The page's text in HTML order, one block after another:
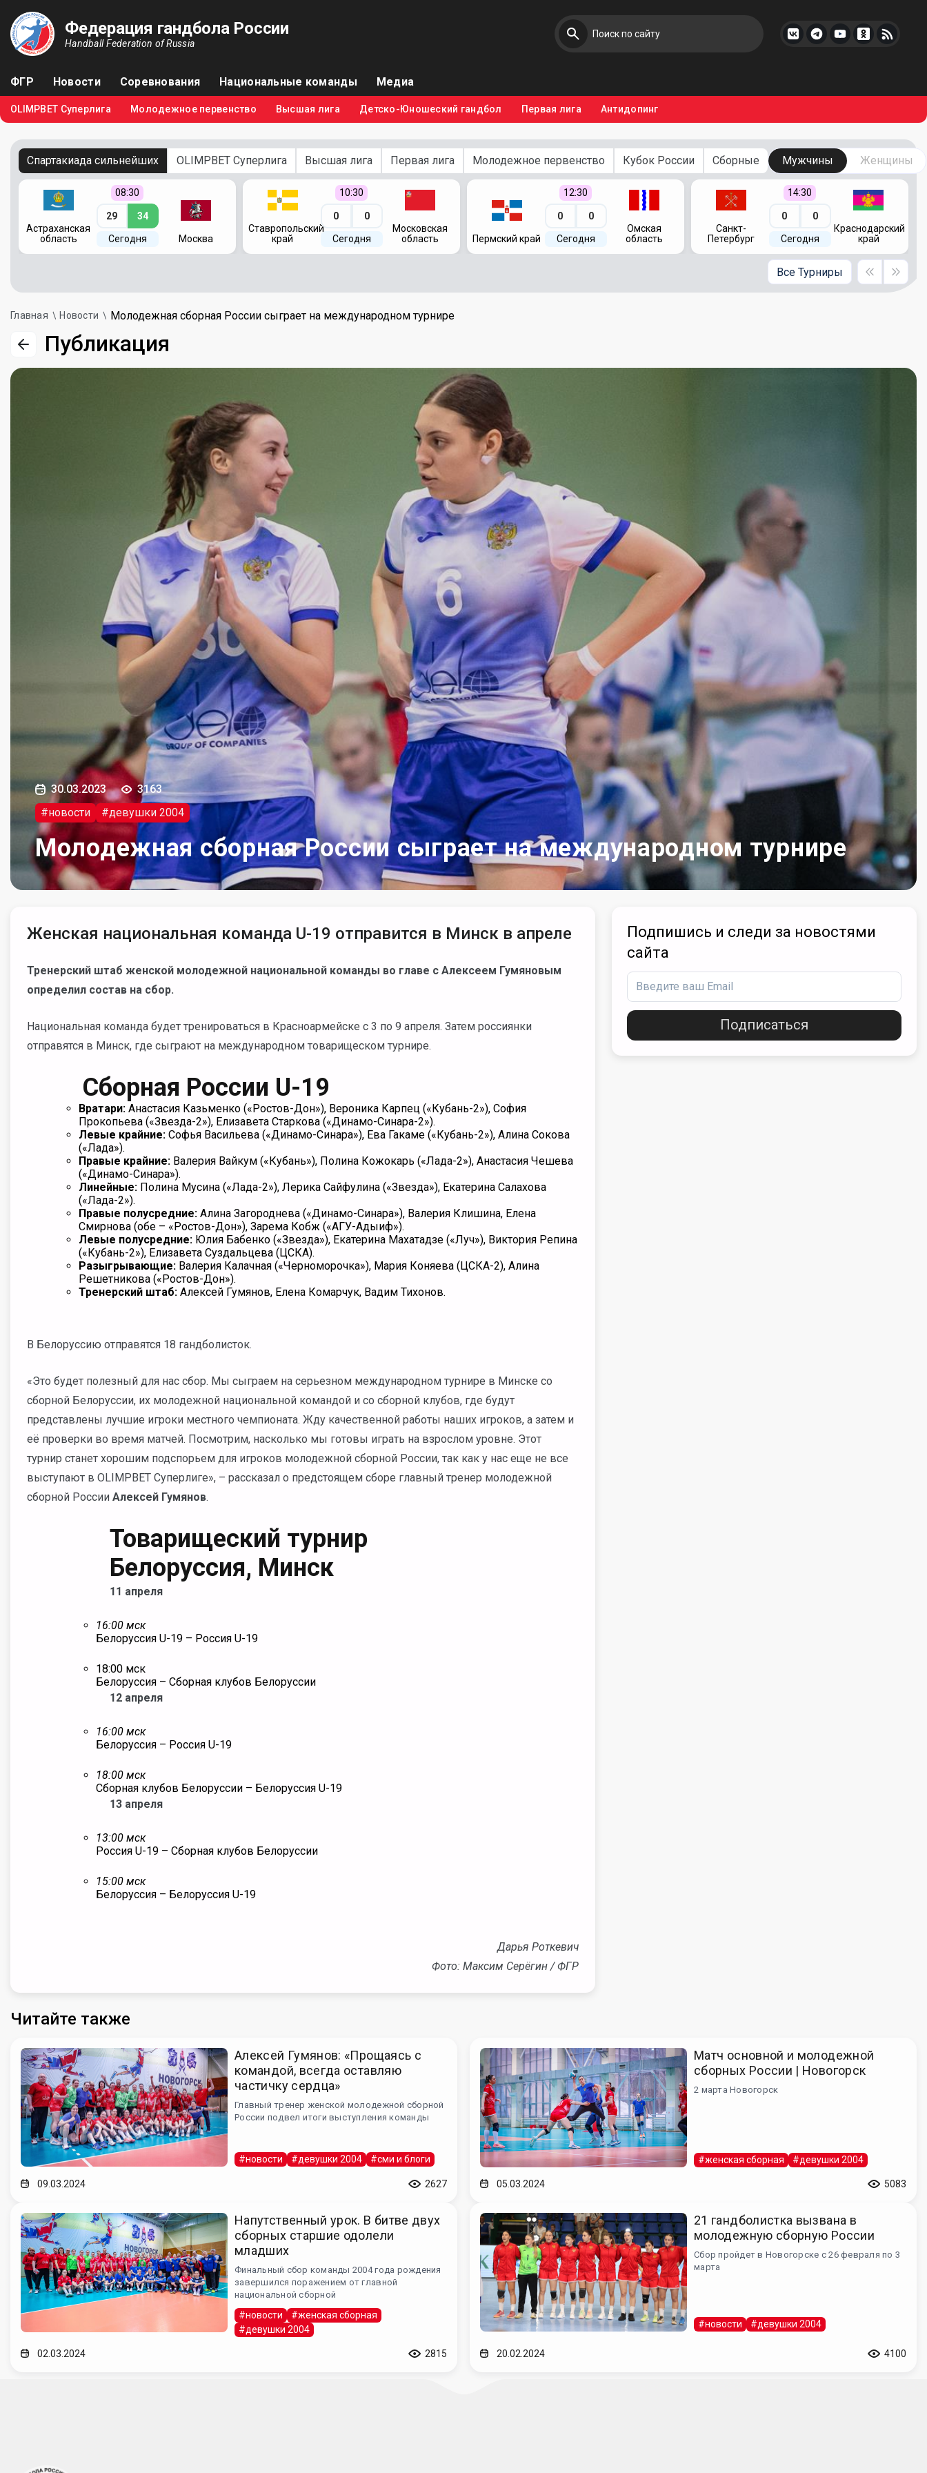
Федерация гандбола России
Handball Federation of Russia
ФГР Новости Соревнования Национальные команды Медиа
OLIMPBET Суперлига Молодежное первенство Высшая лига Детско-Юношеский гандбол Первая лига Антидопинг
Спартакиада сильнейших OLIMPBET Суперлига Высшая лига Первая лига Молодежное первенство Кубок России Сборные Мужчины Женщины
Астраханская
область
08:30
29 34
Сегодня Москва
Ставропольский
край
10:30
0 0
Сегодня
Московская
область
Пермский край
12:30
0 0
Сегодня
Омская
область
Санкт-
Петербург
14:30
0 0
Сегодня
Краснодарский
край
Все Турниры
Главная Новости Молодежная сборная России сыграет на международном турнире
Публикация
30.03.2023
3163
#новости
#девушки 2004
Молодежная сборная России сыграет на международном турнире
Женская национальная команда U-19 отправится в Минск в апреле
Тренерский штаб женской молодежной национальной команды во главе с Алексеем Гумяновым
определил состав на сбор.
Национальная команда будет тренироваться в Красноармейске с 3 по 9 апреля. Затем россиянки
отправятся в Минск, где сыграют на международном товарищеском турнире.
Сборная России U-19
Вратари: Анастасия Казьменко («Ростов-Дон»), Вероника Карпец («Кубань-2»), София
Прокопьева («Звезда-2»), Елизавета Старкова («Динамо-Синара-2»).
Левые крайние: Софья Васильева («Динамо-Синара»), Ева Гакаме («Кубань-2»), Алина Сокова
(«Лада»).
Правые крайние: Валерия Вайкум («Кубань»), Полина Кожокарь («Лада-2»), Анастасия Чешева
(«Динамо-Синара»).
Линейные: Полина Мусина («Лада-2»), Лерика Сайфулина («Звезда»), Екатерина Салахова
(«Лада-2»).
Правые полусредние: Алина Загороднева («Динамо-Синара»), Валерия Клишина, Елена
Смирнова (обе – «Ростов-Дон»), Зарема Кобж («АГУ-Адыиф»).
Левые полусредние: Юлия Бабенко («Звезда»), Екатерина Махатадзе («Луч»), Виктория Репина
(«Кубань-2»), Елизавета Суздальцева (ЦСКА).
Разыгрывающие: Валерия Калачная («Черноморочка»), Мария Коняева (ЦСКА-2), Алина
Решетникова («Ростов-Дон»).
Тренерский штаб: Алексей Гумянов, Елена Комарчук, Вадим Тихонов.
В Белоруссию отправятся 18 гандболисток.
«Это будет полезный для нас сбор. Мы сыграем на серьезном международном турнире в Минске со
сборной Белоруссии, их молодежной национальной командой и со сборной клубов, где будут
представлены лучшие игроки местного чемпионата. Жду качественной работы наших игроков, а затем и
её проверки во время матчей. Посмотрим, насколько мы готовы играть на взрослом уровне. Этот
турнир станет хорошим подспорьем для игроков молодежной сборной России, так как у нас еще не все
выступают в OLIMPBET Суперлиге», – рассказал о предстоящем сборе главный тренер молодежной
сборной России Алексей Гумянов.
Товарищеский турнир
Белоруссия, Минск
11 апреля
16:00 мск
Белоруссия U-19 – Россия U-19
18:00 мск
Белоруссия – Сборная клубов Белоруссии
12 апреля
16:00 мск
Белоруссия – Россия U-19
18:00 мск
Сборная клубов Белоруссии – Белоруссия U-19
13 апреля
13:00 мск
Россия U-19 – Сборная клубов Белоруссии
15:00 мск
Белоруссия – Белоруссия U-19
Дарья Роткевич
Фото: Максим Серёгин / ФГР
Подпишись и следи за новостями
сайта
Подписаться
Читайте также
Алексей Гумянов: «Прощаясь с
командой, всегда оставляю
частичку сердца»
Главный тренер женской молодежной сборной
России подвел итоги выступления команды
#новости #девушки 2004 #сми и блоги
09.03.2024 2627
Матч основной и молодежной
сборных России | Новогорск
2 марта Новогорск
#женская сборная #девушки 2004
05.03.2024 5083
Напутственный урок. В битве двух
сборных старшие одолели
младших
Финальный сбор команды 2004 года рождения
завершился поражением от главной
национальной сборной
#новости
#женская сборная
#девушки 2004
02.03.2024 2815
21 гандболистка вызвана в
молодежную сборную России
Сбор пройдет в Новогорске с 26 февраля по 3
марта
#новости #девушки 2004
20.02.2024 4100